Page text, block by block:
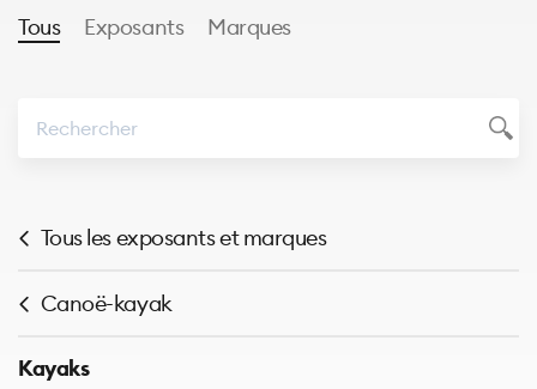
Tous Exposants Marques
Tous les exposants et marques
Canoë-kayak
Kayaks